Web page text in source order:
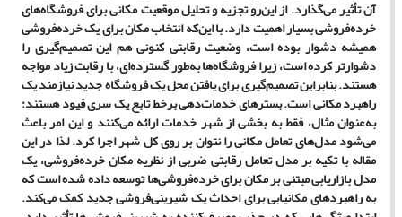
آنتأثیرمیگذارد.از اینروتجزیهوتحلیلموقعیتمکانیبرایفروشگاههای
خردهفروشیبسیاراهمیتدارد.بااینکهانتخابمکانبراییکخردهفروشی
همیشه دشوار بوده است، وضعیت رقابتی کنونی هم این تصمیمگیری را
دشوارترکردهاست،زیرافروشگاههابهطورگستردهای،بارقابتزیادمواجه
هستند.بنابراینتصمیمگیریبراییافتنمحلیکفروشگاهجدیدنیازمندیک
راهبردمکانیاست. بسترهای خدماتدهی برخط تابع یک سری قیود هستند:
بهعنوان مثال، فقط به بخشی از شهر خدمات ارائه میکنند و این امر باعث
میشود مدلهای تعامل مکانی را نتوان بر روی کل شهر اجرا کرد. لذا در این
مقاله با تکیه بر مدل تعامل رقابتی ضربی از نظریه مکان خردهفروشی، یک
مدل بازاریابی مبتنی بر مکان برای خردهفروشیها توسعه داده شده است که
به راهبردهای مکانیابی برای احداث یک شیرینیفروشی جدید کمک میکند.